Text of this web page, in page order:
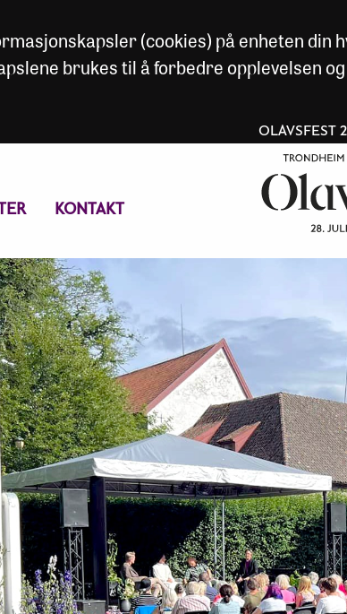
(cookies) på enheten din
brukes til å forbedre opplevelsen
OLAVSFEST
KONTAKT